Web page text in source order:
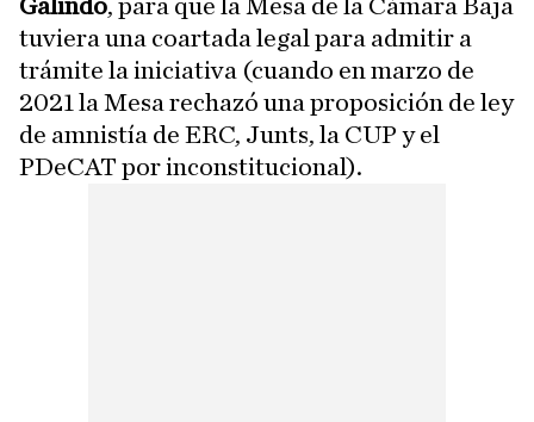
Galindo, para que la Mesa de la Cámara Baja
tuviera una coartada legal para admitir a
trámite la iniciativa (cuando en marzo de
2021 la Mesa rechazó una proposición de ley
de amnistía de ERC, Junts, la CUP y el
PDeCAT por inconstitucional).